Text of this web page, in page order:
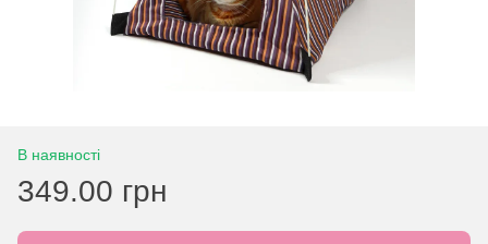
В наявності
349.00 грн